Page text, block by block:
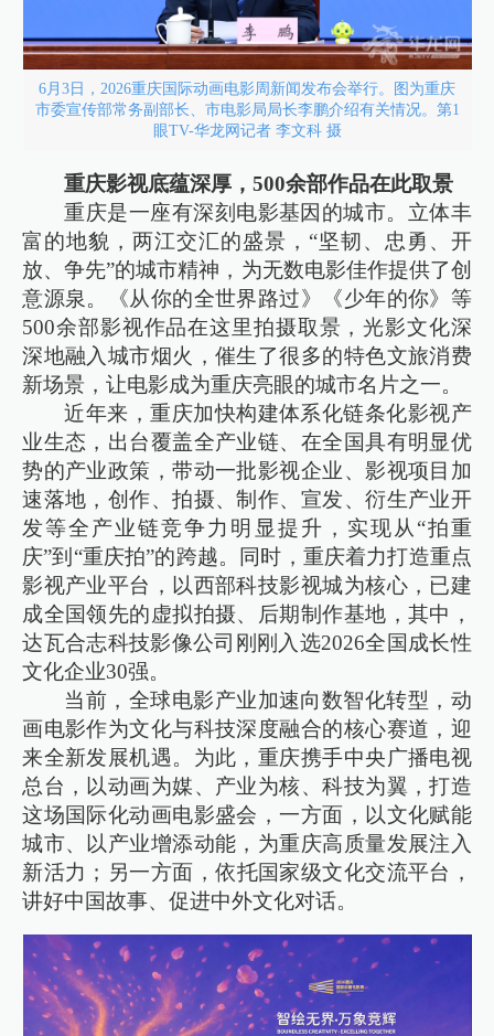
6月3日，2026重庆国际动画电影周新闻发布会举行。图为重庆
市委宣传部常务副部长、市电影局局长李鹏介绍有关情况。第1
眼TV-华龙网记者 李文科 摄
重庆影视底蕴深厚，500余部作品在此取景
重庆是一座有深刻电影基因的城市。立体丰
富的地貌，两江交汇的盛景，“坚韧、忠勇、开
放、争先”的城市精神，为无数电影佳作提供了创
意源泉。《从你的全世界路过》《少年的你》等
500余部影视作品在这里拍摄取景，光影文化深
深地融入城市烟火，催生了很多的特色文旅消费
新场景，让电影成为重庆亮眼的城市名片之一。
近年来，重庆加快构建体系化链条化影视产
业生态，出台覆盖全产业链、在全国具有明显优
势的产业政策，带动一批影视企业、影视项目加
速落地，创作、拍摄、制作、宣发、衍生产业开
发等全产业链竞争力明显提升，实现从“拍重
庆”到“重庆拍”的跨越。同时，重庆着力打造重点
影视产业平台，以西部科技影视城为核心，已建
成全国领先的虚拟拍摄、后期制作基地，其中，
达瓦合志科技影像公司刚刚入选2026全国成长性
文化企业30强。
当前，全球电影产业加速向数智化转型，动
画电影作为文化与科技深度融合的核心赛道，迎
来全新发展机遇。为此，重庆携手中央广播电视
总台，以动画为媒、产业为核、科技为翼，打造
这场国际化动画电影盛会，一方面，以文化赋能
城市、以产业增添动能，为重庆高质量发展注入
新活力；另一方面，依托国家级文化交流平台，
讲好中国故事、促进中外文化对话。